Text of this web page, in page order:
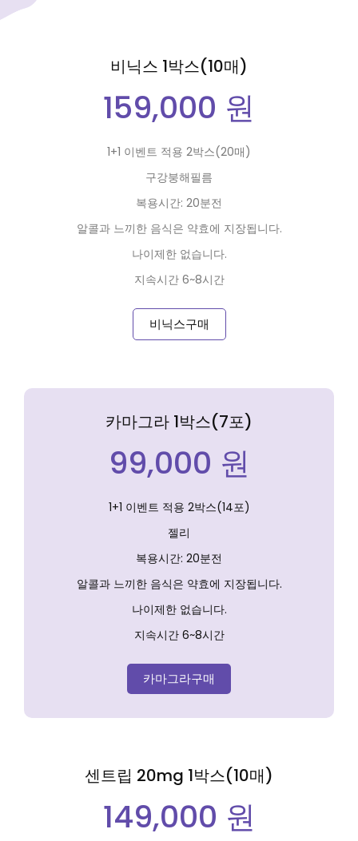
비닉스 1박스(10매)
159,000 원
1+1 이벤트 적용 2박스(20매)
구강붕해필름
복용시간: 20분전
알콜과 느끼한 음식은 약효에 지장됩니다.
나이제한 없습니다.
지속시간 6~8시간
비닉스구매
카마그라 1박스(7포)
99,000 원
1+1 이벤트 적용 2박스(14포)
젤리
복용시간: 20분전
알콜과 느끼한 음식은 약효에 지장됩니다.
나이제한 없습니다.
지속시간 6~8시간
카마그라구매
센트립 20mg 1박스(10매)
149,000 원